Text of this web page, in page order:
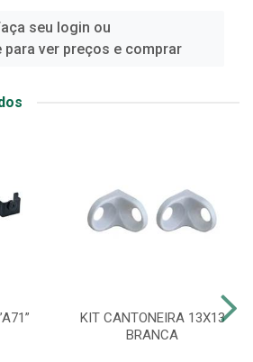
seu login ou
para ver preços e comprar
KIT CANTONEIRA 13X13
BRANCA